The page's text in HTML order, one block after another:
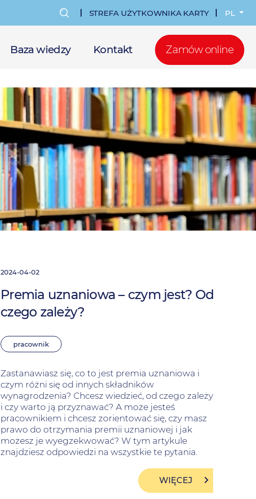
MENU
KONTA
STREFA UŻYTKOWNIKA KARTY PL
Baza wiedzy Kontakt Zamów online
2024-04-02
Premia uznaniowa – czym jest? Od
czego zależy?
pracownik
Zastanawiasz się, co to jest premia uznaniowa i
czym różni się od innych składników
wynagrodzenia? Chcesz wiedzieć, od czego zależy
i czy warto ją przyznawać? A może jesteś
pracownikiem i chcesz zorientować się, czy masz
prawo do otrzymania premii uznaniowej i jak
możesz je wyegzekwować? W tym artykule
znajdziesz odpowiedzi na wszystkie te pytania.
WIĘCEJ